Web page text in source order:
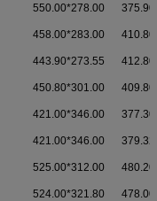
550.00*278.00
458.00*283.00
443.90*273.55
450.80*301.00
421.00*346.00
421.00*346.00
525.00*312.00
524.00*321.80